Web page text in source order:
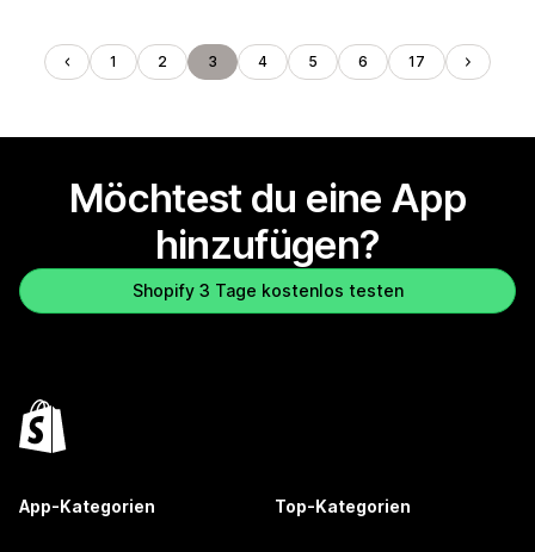
1 2 3 4 5 6 17
Möchtest du eine App
hinzufügen?
Shopify 3 Tage kostenlos testen
App-Kategorien Top-Kategorien